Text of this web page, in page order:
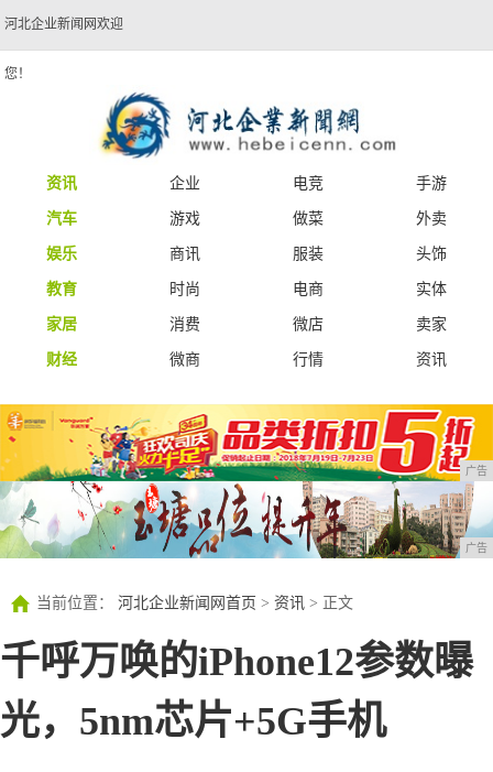
河北企业新闻网欢迎
您！
资讯 企业 电竞
手游
汽车
游戏 做菜
外卖
娱乐
商讯 服装
头饰
教育
时尚 电商
实体
家居
消费 微店
卖家
财经
微商 行情 资讯
广告
广告
当前位置： 河北企业新闻网首页 > 资讯 > 正文
千呼万唤的iPhone12参数曝
光，5nm芯片+5G手机